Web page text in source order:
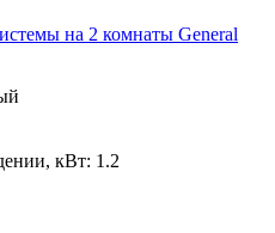
на 2 комнаты General
кВт: 1.2